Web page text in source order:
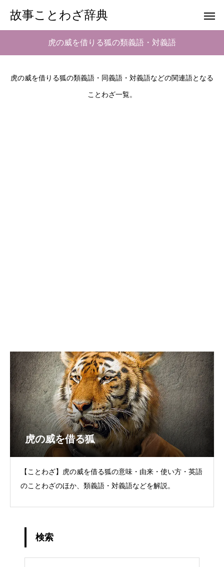
故事ことわざ辞典
虎の威を借りる狐の類義語・対義語
虎の威を借りる狐の類義語・同義語・対義語などの関連語となる
ことわざ一覧。
虎の威を借る狐
【ことわざ】虎の威を借る狐の意味・由来・使い方・英語
のことわざのほか、類義語・対義語などを解説。
検索